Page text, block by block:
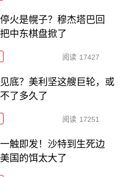
火是幌子？穆杰塔巴回
中东棋盘掀了
阅读 17427
底？美利坚这艘巨轮，或
了多久了
阅读 17251
触即发！沙特到生死边
国的饵太大了